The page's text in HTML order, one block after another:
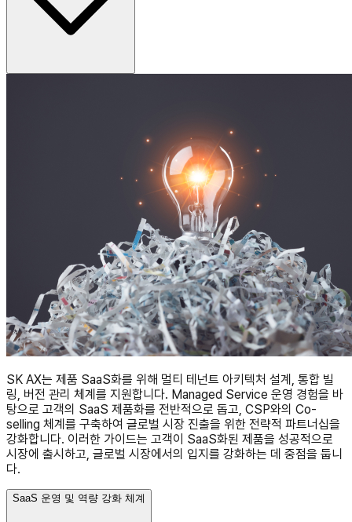
SK AX는 제품 SaaS화를 위해 멀티 테넌트 아키텍처 설계, 통합 빌
링, 버전 관리 체계를 지원합니다. Managed Service 운영 경험을 바
탕으로 고객의 SaaS 제품화를 전반적으로 돕고, CSP와의 Co-
selling 체계를 구축하여 글로벌 시장 진출을 위한 전략적 파트너십을
강화합니다. 이러한 가이드는 고객이 SaaS화된 제품을 성공적으로
시장에 출시하고, 글로벌 시장에서의 입지를 강화하는 데 중점을 둡니
다.
SaaS 운영 및 역량 강화 체계